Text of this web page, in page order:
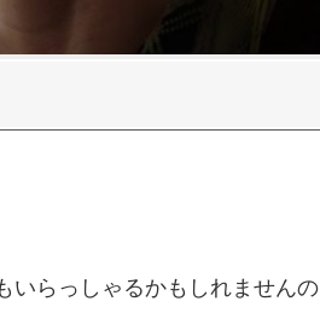
いらっしゃるかもしれませんの